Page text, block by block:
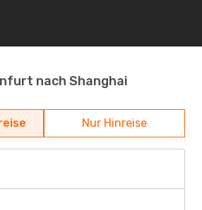
nach Shanghai
Nur Hinreise